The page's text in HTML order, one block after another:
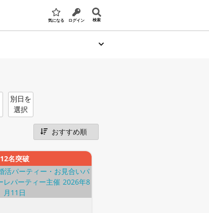
気になる ログイン 検索
別日を
選択
12名突破